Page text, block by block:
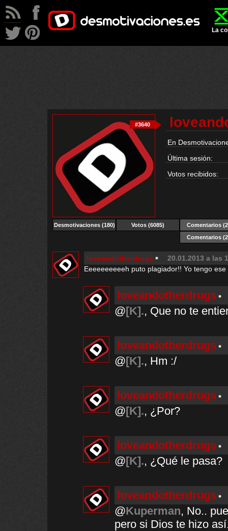
La
#3640
En
Última sesión:
Votos recibidos:
Desmotivaciones (180) Votos (6085) Comentarios
Comentarios
loveandotherdrugs
20.01.2013 a las
Eeeeeeeeeeh puto plagiador!! Yo tengo
loveandotherdrugs
@[K]., Que no te
loveandotherdrugs
@[K]., Hm :/
loveandotherdrugs
@[K]., ¿Por?
loveandotherdrugs
@[K]., ¿Qué le pasa?
loveandotherdrugs
@Kuperman, No..
pero si Dios te hizo